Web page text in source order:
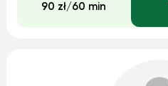
90 zł/60 min